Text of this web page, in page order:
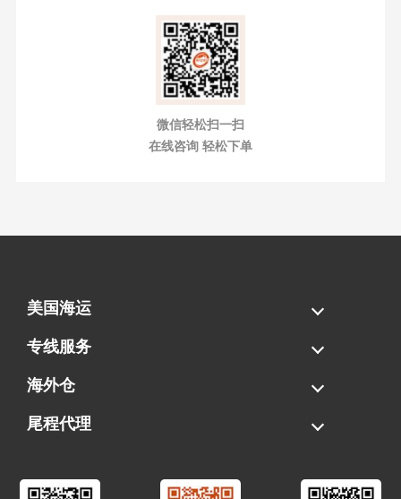
微信轻松扫一扫
在线咨询 轻松下单
美国海运
海运拼柜
海运整柜
美国海卡
加拿大海运
专线服务
FBA专线直送
超大件专线
AWD专线
电池专线
海外仓
一件代发
FBA中转
贴标换标
拆柜/存储
尾程代理